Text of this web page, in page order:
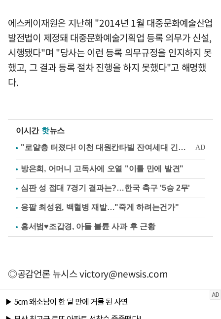
에스케이재원은 지난해 "2014년 1월 대중문화예술산업
발전법이 제정돼 대중문화예술기획업 등록 의무가 신설,
시행됐다"며 "당사는 이런 등록 의무규정을 인지하지 못
했고, 그 결과 등록 절차 진행을 하지 못했다"고 해명했
다.
이시간 핫뉴스
방은희, 어머니 고독사에 오열 "이틀 만에 발견"
심판 성 접대 7경기 결과는?…한국 축구 '5승 2무'
응팔 최성원, 백혈병 재발…"죽게 하려는건가"
홍서범♥조갑경, 아들 불륜 사과 후 근황
◎공감언론 뉴시스victory@newsis.com